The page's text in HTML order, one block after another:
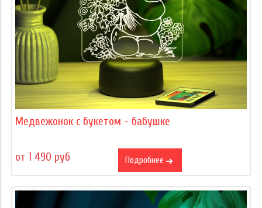
Медвежонок с букетом - бабушке
от 1 490 руб Подробнее